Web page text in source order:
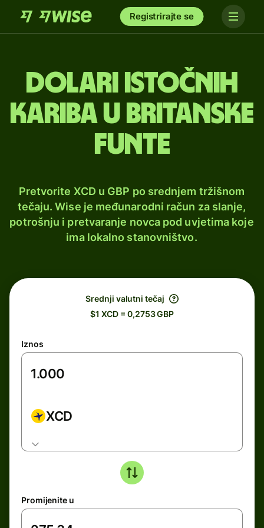
Registrirajte se
Dolari istočnih
Kariba u britanske
funte
Pretvorite XCD u GBP po srednjem tržišnom
tečaju. Wise je međunarodni račun za slanje,
potrošnju i pretvaranje novca pod uvjetima koje
ima lokalno stanovništvo.
Srednji valutni tečaj
$1 XCD = 0,2753 GBP
Iznos
XCD
Promijenite u